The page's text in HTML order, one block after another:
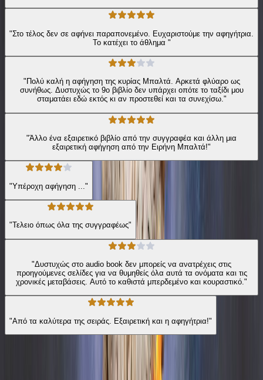
"Στο τέλος δεν σε αφήνει παραπονεμένο. Ευχαριστούμε την αφηγήτρια.
Το κατέχει το άθλημα "
"Πολύ καλή η αφήγηση της κυρίας Μπαλτά. Αρκετά φλύαρο ως
συνήθως. Δυστυχώς το 9ο βιβλίο δεν υπάρχει οπότε το ταξίδι μου
σταματάει εδώ εκτός κι αν προστεθεί και τα συνεχίσω."
"Άλλο ένα εξαιρετικό βιβλίο από την συγγραφέα και άλλη μια
εξαιρετική αφήγηση από την Ειρήνη Μπαλτά!"
"Υπέροχη αφήγηση ..."
"Τελειο όπως όλα της συγγραφέως"
"Δυστυχώς στο audio book δεν μπορείς να ανατρέχεις στις
προηγούμενες σελίδες για να θυμηθείς όλα αυτά τα ονόματα και τις
χρονικές μεταβάσεις. Αυτό το καθιστά μπερδεμένο και κουραστικό."
"Από τα καλύτερα της σειράς. Εξαιρετική και η αφηγήτρια!"
Από την ίδια σειρά